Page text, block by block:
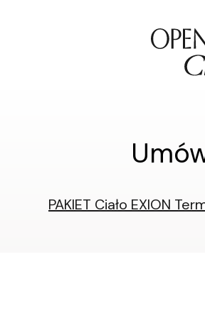
PAKIET Ciało EXION